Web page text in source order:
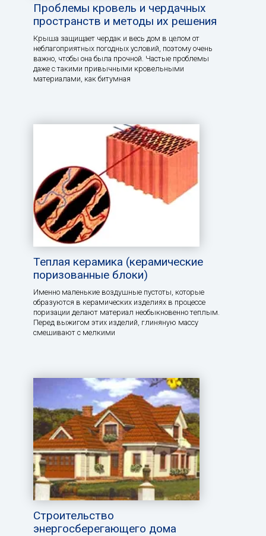
Проблемы кровель и чердачных
пространств и методы их решения
Крыша защищает чердак и весь дом в целом от
неблагоприятных погодных условий, поэтому очень
важно, чтобы она была прочной. Частые проблемы
даже с такими привычными кровельными
материалами, как битумная
Теплая керамика (керамические
поризованные блоки)
Именно маленькие воздушные пустоты, которые
образуются в керамических изделиях в процессе
поризации делают материал необыкновенно теплым.
Перед выжигом этих изделий, глиняную массу
смешивают с мелкими
Строительство
энергосберегающего дома